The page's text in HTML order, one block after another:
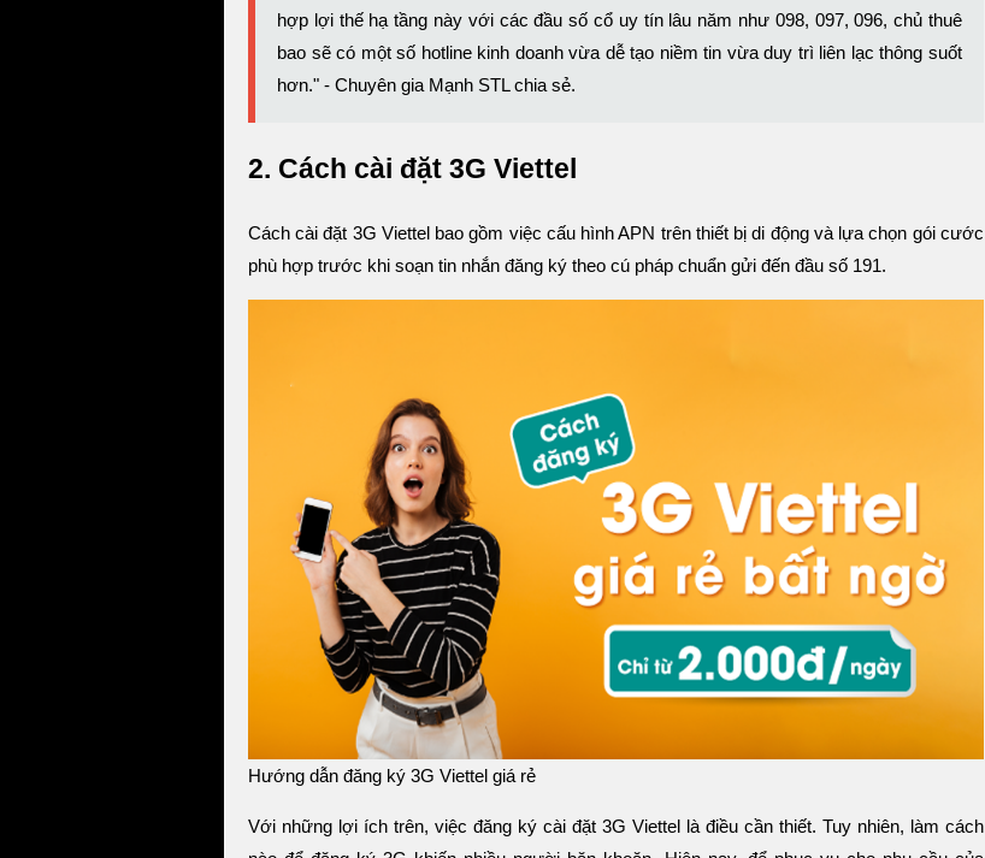
hợp lợi thế hạ tầng này với các đầu số cổ uy tín lâu năm như 098, 097, 096, chủ thuê
bao sẽ có một số hotline kinh doanh vừa dễ tạo niềm tin vừa duy trì liên lạc thông suốt
hơn." - Chuyên gia Mạnh STL chia sẻ.
2. Cách cài đặt 3G Viettel
Cách cài đặt 3G Viettel bao gồm việc cấu hình APN trên thiết bị di động và lựa chọn gói cước
phù hợp trước khi soạn tin nhắn đăng ký theo cú pháp chuẩn gửi đến đầu số 191.
Hướng dẫn đăng ký 3G Viettel giá rẻ
Với những lợi ích trên, việc đăng ký cài đặt 3G Viettel là điều cần thiết. Tuy nhiên, làm cách